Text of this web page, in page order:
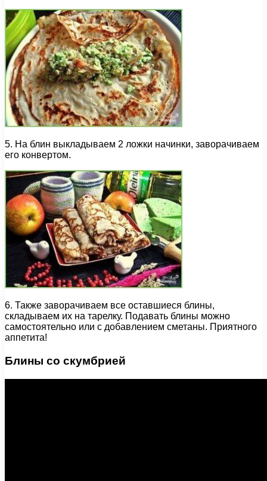
5. На блин выкладываем 2 ложки начинки, заворачиваем
его конвертом.
6. Также заворачиваем все оставшиеся блины,
складываем их на тарелку. Подавать блины можно
самостоятельно или с добавлением сметаны. Приятного
аппетита!
Блины со скумбрией